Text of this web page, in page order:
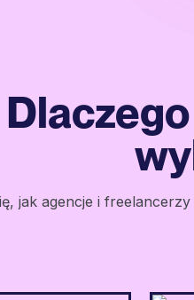
jak agencje i